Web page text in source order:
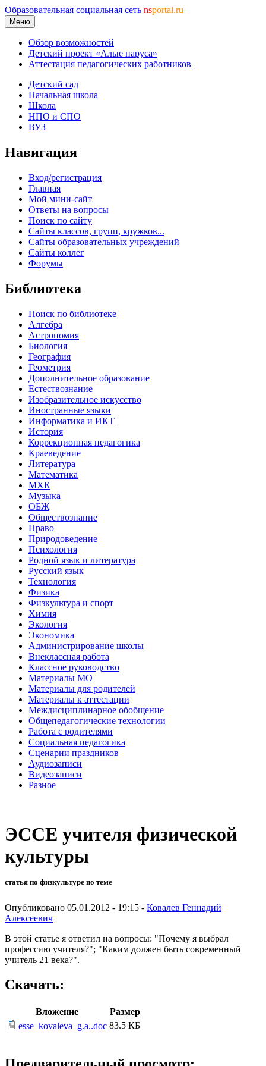
Образовательная социальная сеть nsportal.ru
Меню
Обзор возможностей
Детский проект «Алые паруса»
Аттестация педагогических работников
Детский сад
Начальная школа
Школа
НПО и СПО
ВУЗ
Навигация
Вход/регистрация
Главная
Мой мини-сайт
Ответы на вопросы
Поиск по сайту
Сайты классов, групп, кружков...
Сайты образовательных учреждений
Сайты коллег
Форумы
Библиотека
Поиск по библиотеке
Алгебра
Астрономия
Биология
География
Геометрия
Дополнительное образование
Естествознание
Изобразительное искусство
Иностранные языки
Информатика и ИКТ
История
Коррекционная педагогика
Краеведение
Литература
Математика
МХК
Музыка
ОБЖ
Обществознание
Право
Природоведение
Психология
Родной язык и литература
Русский язык
Технология
Физика
Физкультура и спорт
Химия
Экология
Экономика
Администрирование школы
Внеклассная работа
Классное руководство
Материалы МО
Материалы для родителей
Материалы к аттестации
Междисциплинарное обобщение
Общепедагогические технологии
Работа с родителями
Социальная педагогика
Сценарии праздников
Аудиозаписи
Видеозаписи
Разное
ЭССЕ учителя физической
культуры
статья по физкультуре по теме
Опубликовано 05.01.2012 - 19:15 - Ковалев Геннадий
Алексеевич
В этой статье я ответил на вопросы: "Почему я выбрал
профессию учителя?"; "Каким должен быть современный
учитель 21 века?".
Скачать:
Вложение
Размер
esse_kovaleva_g.a..doc 83.5 КБ